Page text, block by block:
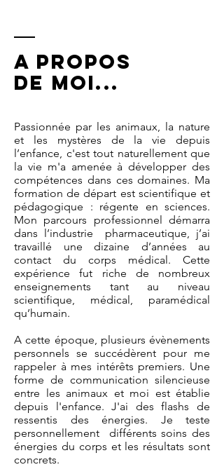
a propos
de moi...
Passionnée par les animaux, la nature
et les mystères de la vie depuis
l’enfance, c'est tout naturellement que
la vie m'a amenée à développer des
compétences dans ces domaines. Ma
formation de départ est scientifique et
pédagogique : régente en sciences.
Mon parcours professionnel démarra
dans l’industrie pharmaceutique, j’ai
travaillé une dizaine d’années au
contact du corps médical. Cette
expérience fut riche de nombreux
enseignements tant au niveau
scientifique, médical, paramédical
qu’humain.
A cette époque, plusieurs évènements
personnels se succédèrent pour me
rappeler à mes intérêts premiers. Une
forme de communication silencieuse
entre les animaux et moi est établie
depuis l'enfance. J'ai des flashs de
ressentis des énergies. Je teste
personnellement différents soins des
énergies du corps et les résultats sont
concrets.